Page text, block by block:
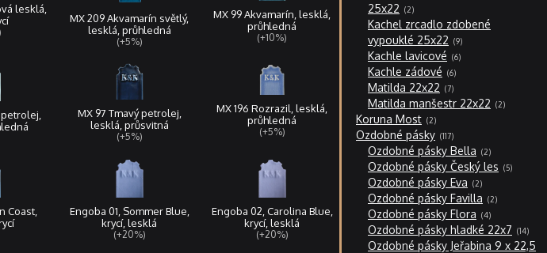
lesklá,
MX 209 Akvamarín světlý,
lesklá, průhledná
(+5%)
MX 99 Akvamarín, lesklá,
průhledná
(+10%)
MX 97 Tmavý petrolej,
lesklá, průsvitná
(+5%)
MX 196 Rozrazil, lesklá,
průhledná
(+5%)
Coast,
Engoba 01, Sommer Blue,
krycí, lesklá
(+20%)
Engoba 02, Carolina Blue,
krycí, lesklá
(+20%)
25x22
2produkty
Kachel zrcadlo zdobené
vypouklé 25x22
9produktů
Kachle lavicové 6produktů
Kachle zádové 6produktů
Matilda 22x22 7produktů
Matilda manšestr 22x22 2produkty
Koruna Most 2produkty
Ozdobné pásky 117produktů
Ozdobné pásky Bella 2produkty
Ozdobné pásky Český les 5produktů
Ozdobné pásky Eva 2produkty
Ozdobné pásky Favilla 2produkty
Ozdobné pásky Flora 4produkty
Ozdobné pásky hladké 22x7 14
Ozdobné pásky Jeřabina 9 x 22,5